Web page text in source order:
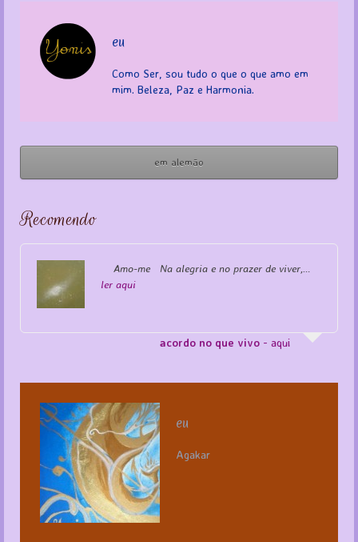
eu
Como Ser, sou tudo o que o que amo em
mim. Beleza, Paz e Harmonia.
em alemão
Recomendo
Amo-me Na alegria e no prazer de viver,…
ler aqui
acordo no que vivo - aqui
eu
Agakar